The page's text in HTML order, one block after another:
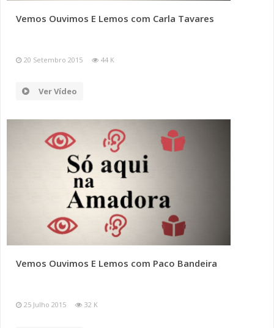
Vemos Ouvimos E Lemos com Carla Tavares
20 Setembro 2015 44 K
Ver Vídeo
Vemos Ouvimos E Lemos com Paco Bandeira
25 Julho 2015 32 K